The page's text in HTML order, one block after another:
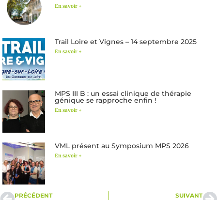
En savoir +
Trail Loire et Vignes – 14 septembre 2025
En savoir +
MPS III B : un essai clinique de thérapie
génique se rapproche enfin !
En savoir +
VML présent au Symposium MPS 2026
En savoir +
PRÉCÉDENT SUIVANT